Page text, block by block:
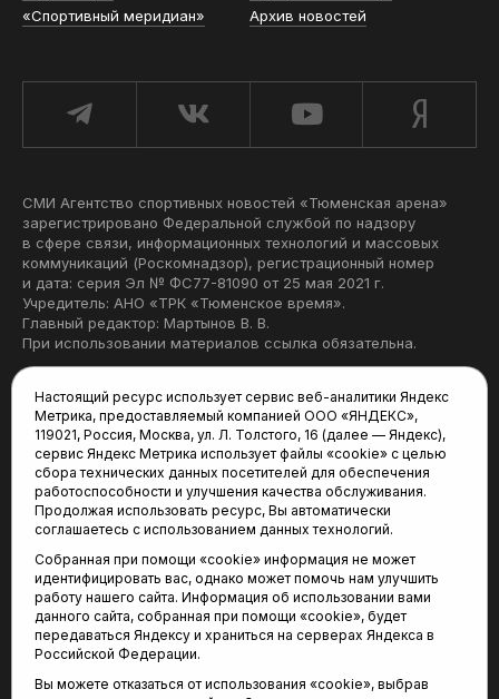
«Спортивный меридиан»
Архив новостей
СМИ Агентство спортивных новостей «Тюменская арена»
зарегистрировано Федеральной службой по надзору
в сфере связи, информационных технологий и массовых
коммуникаций (Роскомнадзор), регистрационный номер
и дата: серия Эл № ФС77-81090 от 25 мая 2021 г.
Учредитель: АНО «ТРК «Тюменское время».
Главный редактор: Мартынов В. В.
При использовании материалов ссылка обязательна.
Редакция:
625035, Тюмень, пр. Геологоразведчиков, 28А
(3452) 68-22-28
tum-arena@mail.ru
Отдел продаж:
(3452) 68-89-78
kotovaev@sibinformburo.ru
Настоящий ресурс использует сервис веб-аналитики Яндекс
Метрика, предоставляемый компанией ООО «ЯНДЕКС»,
119021, Россия, Москва, ул. Л. Толстого, 16 (далее — Яндекс),
сервис Яндекс Метрика использует файлы «cookie» с целью
сбора технических данных посетителей для обеспечения
работоспособности и улучшения качества обслуживания.
Продолжая использовать ресурс, Вы автоматически
соглашаетесь с использованием данных технологий.
Собранная при помощи «cookie» информация не может
идентифицировать вас, однако может помочь нам улучшить
работу нашего сайта. Информация об использовании вами
данного сайта, собранная при помощи «cookie», будет
передаваться Яндексу и храниться на серверах Яндекса в
Российской Федерации.
Вы можете отказаться от использования «cookie», выбрав